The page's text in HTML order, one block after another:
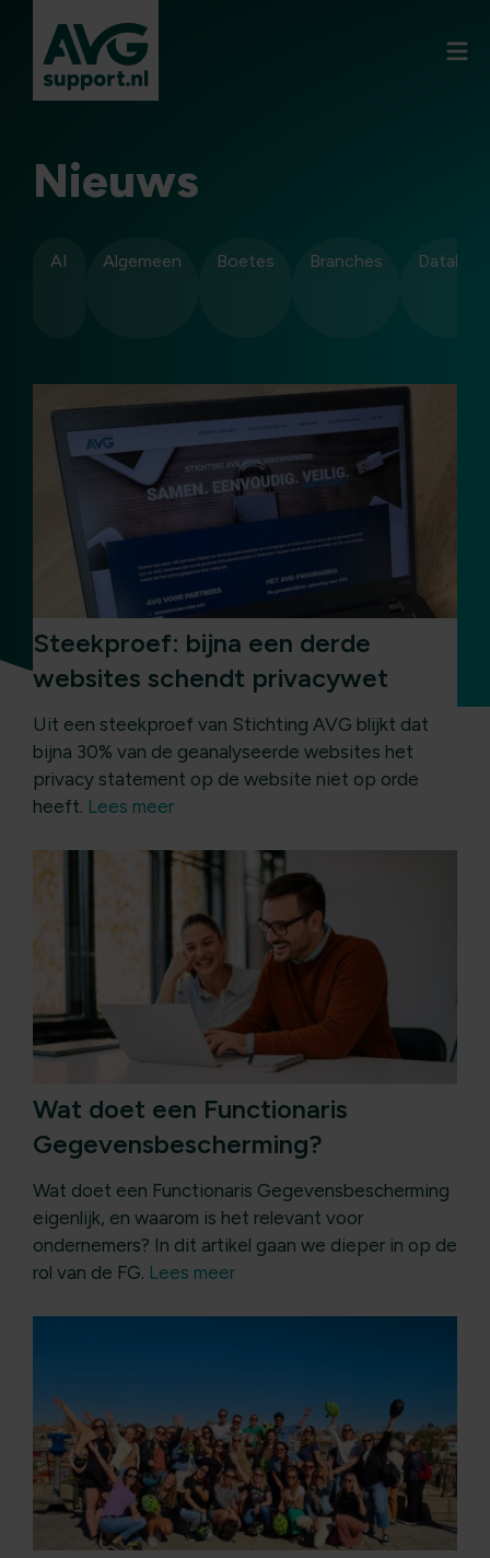
Nieuws
AI Algemeen Boetes Branches
Steekproef: bijna een derde
websites schendt privacywet
Uit een steekproef van Stichting AVG blijkt dat
bijna 30% van de geanalyseerde websites het
privacy statement op de website niet op orde
heeft. Lees meer
Wat doet een Functionaris
Gegevensbescherming?
Wat doet een Functionaris Gegevensbescherming
eigenlijk, en waarom is het relevant voor
ondernemers? In dit artikel gaan we dieper in op de
rol van de FG. Lees meer